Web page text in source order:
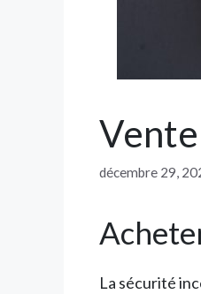
décembre 29,
La sécurité